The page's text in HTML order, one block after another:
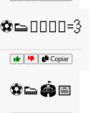
⚽👟🏃‍♂️🏃‍♀️💨
Copiar
⚽👟🏟️📅